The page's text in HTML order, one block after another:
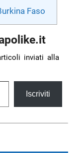
Faso
inviati alla
Iscriviti